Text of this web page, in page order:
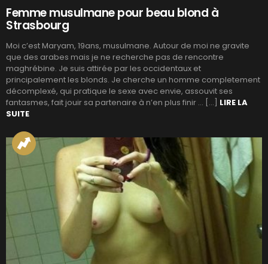
Femme musulmane pour beau blond à
Strasbourg
Moi c’est Maryam, 19ans, musulmane. Autour de moi ne gravite
que des arabes mais je ne recherche pas de rencontre
maghrébine. Je suis attirée par les occidentaux et
principalement les blonds. Je cherche un homme completement
décomplexé, qui pratique le sexe avec envie, assouvit ses
fantasmes, fait jouir sa partenaire à n’en plus finir … […] LIRE LA
SUITE